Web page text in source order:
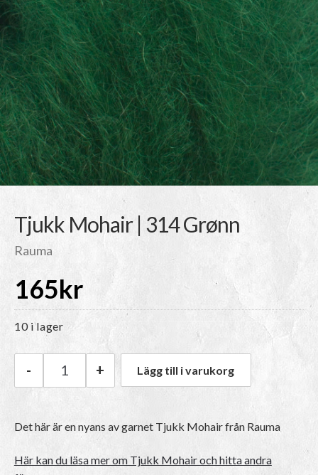
Tjukk Mohair | 314 Grønn
Rauma
165kr
10 i lager
Rauma Tjukk Mohair | 314 Grønn mängd
- + Lägg till i varukorg
Det här är en nyans av garnet Tjukk Mohairfrån Rauma
Här kan du läsa mer om Tjukk Mohair och hitta andra